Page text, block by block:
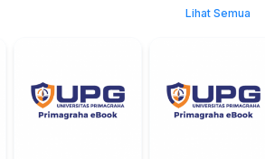
Lihat Semua